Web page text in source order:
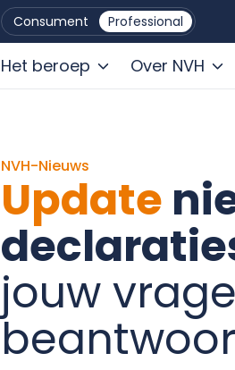
Consument Professional
Het beroep Over NVH
NVH-Nieuws
Update
jouw